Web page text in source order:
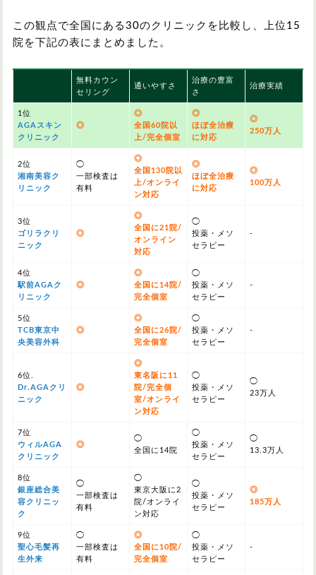
この観点で全国にある30のクリニックを比較し、上位15
院を下記の表にまとめました。
無料カウン
セリング
通いやすさ
治療の豊富
さ
治療実績
1位
AGAスキン
クリニック
◎
◎
全国60院以
上/完全個室
◎
ほぼ全治療
に対応
◎
250万人
2位
湘南美容ク
リニック
◯
一部検査は
有料
◎
全国130院以
上/オンライ
ン対応
◎
ほぼ全治療
に対応
◎
100万人
3位
ゴリラクリ
ニック
◎
◎
全国に21院/
オンライン
対応
◯
投薬・メソ
セラピー
-
4位
駅前AGAク
リニック
◎
◎
全国に14院/
完全個室
◯
投薬・メソ
セラピー
-
5位
TCB東京中
央美容外科
◎
◎
全国に26院/
完全個室
◯
投薬・メソ
セラピー
-
6位.
Dr.AGAクリ
ニック
◎
◎
東名阪に11
院/完全個
室/オンライ
ン対応
◯
投薬・メソ
セラピー
◯
23万人
7位
ウィルAGA
クリニック
◎
◯
全国に14院
◯
投薬・メソ
セラピー
◯
13.3万人
8位
銀座総合美
容クリニッ
ク
◯
一部検査は
有料
◯
東京大阪に2
院/オンライ
ン対応
◯
投薬・メソ
セラピー
◎
185万人
9位
聖心毛髪再
生外来
◯
一部検査は
有料
◎
全国に10院/
完全個室
◯
投薬・メソ
セラピー
-